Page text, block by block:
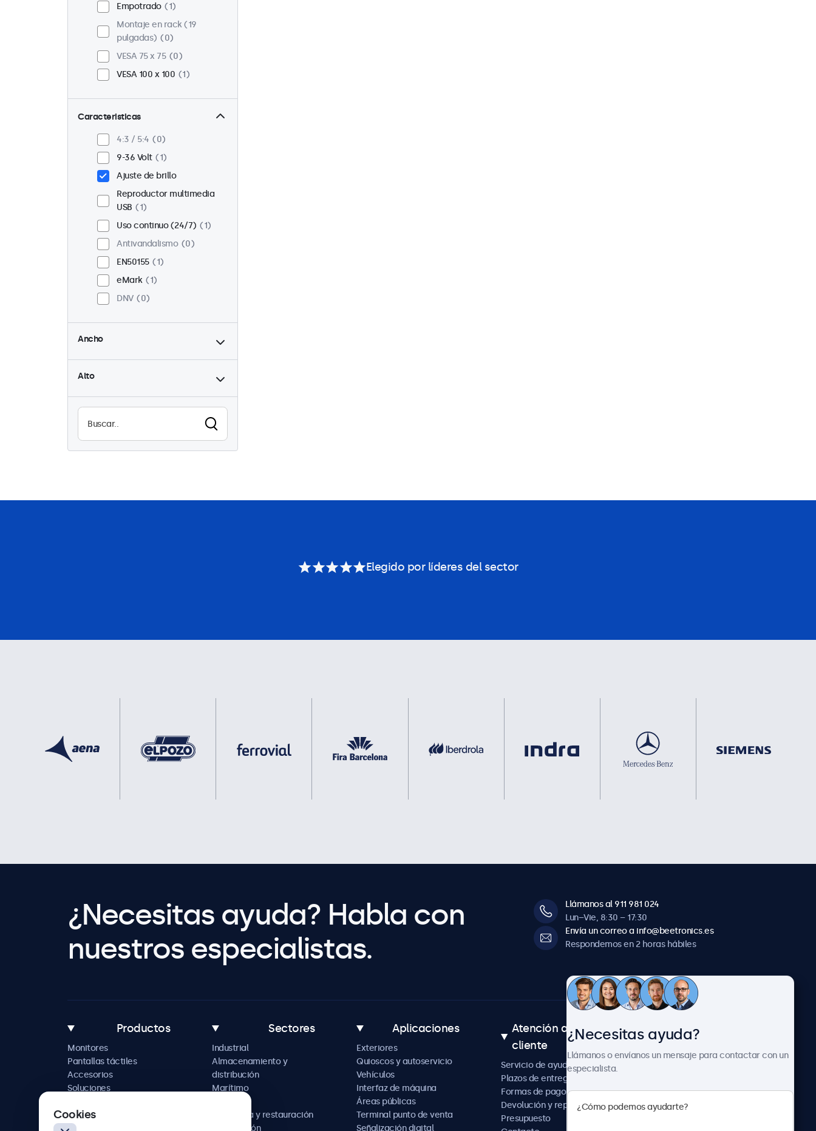
Empotrado
1
Montaje en rack (19
pulgadas)
0
VESA 75 x 75
0
VESA 100 x 100
1
Caracteristicas
4:3 / 5:4
0
9-36 Volt
1
Ajuste de brillo
Reproductor multimedia
USB
1
Uso continuo (24/7)
1
Antivandalismo
0
EN50155
1
eMark
1
DNV
0
Ancho
Alto
Elegido por líderes del sector
¿Necesitas ayuda? Habla con
nuestros especialistas.
Llámanos al 911 981 024
Lun–Vie, 8:30 – 17:30
Envía un correo a info@beetronics.es
Respondemos en 2 horas hábiles
Productos
Monitores
Pantallas táctiles
Accesorios
Soluciones
Sectores
Industrial
Almacenamiento y
distribución
Marítimo
Hostelería y restauración
Automoción
Aplicaciones
Exteriores
Quioscos y autoservicio
Vehículos
Interfaz de máquina
Áreas públicas
Terminal punto de venta
Señalización digital
Atención al
cliente
Servicio de ayuda
Plazos de entrega
Formas de pago
Devolución y reparación
Presupuesto
Sobre Beetronics
Noticias
Trabaja con nosotros
Términos y Condiciones
Declaración de
¿Necesitas ayuda?
Llámanos o envíanos un mensaje para contactar con un
especialista.
Cookies